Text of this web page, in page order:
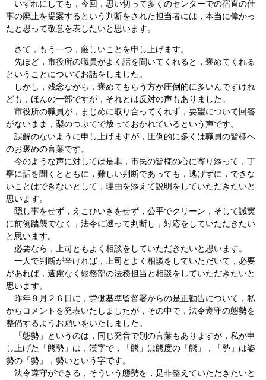
いずれにしても，今回，思い切って多くのセンターでの宿直の仕
事の廃止を提案するという判断をされた担当者には，本当に偉かっ
たと思って敬意を表したいと思います。
さて，もう一つ，厳しいことを申し上げます。
先ほど，市役所の職員がよく話を聞いてくれると，褒めてくれる
ということについてお話をしました。
しかし，残念ながら，褒めてもらう方が圧倒的に多いんですけれ
ども，ほんの一部ですが，それとは反対の声もありました。
市役所の職員が，まじめに取り合ってくれず，要望について回答
がないまま，梨のつぶてで放っておかれているという声です。
誤解のないように申し上げますが，圧倒的に多くは職員の皆様へ
のお褒めの言葉です。
今のような声に対しては是非，市民の皆様の心に寄り添って，丁
寧に話を聞くとともに，難しい判断であっても，逃げずに，できな
いことはできないとして，理由を添えて説明をしていただきたいと
思います。
隠し事をせず，えこひいきをせず，公平でクリーン，そして誠実
に前例踏襲でなく，法令に遡って判断し，対応をしていただきたい
と思います。
必要なら，上司ともよく相談をしていただきたいと思います。
一人で判断が辛ければ，上司とよく相談をしていただいて，必要
があれば，遠慮なく総務部の法務担当と相談をしていただきたいと
思います。
昨年９月２６日に，労働基準監督署からの是正勧告について，私
からコメントを発表いたしましたが，その中で，法令遵守の態勢を
整備するようお願いをいたしました。
「態勢」というのは，同じ発音で別の言葉もありますが，私が申
し上げた「態勢」は，漢字で，「態」は態度の「態」，「勢」は姿
勢の「勢」，勢いという字です。
法令遵守ができる，そういう態勢を，是非整えていただきたいと